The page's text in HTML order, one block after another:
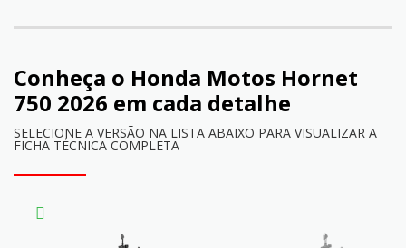
Conheça o Honda Motos Hornet
750 2026 em cada detalhe
SELECIONE A VERSÃO NA LISTA ABAIXO PARA VISUALIZAR A
FICHA TÉCNICA COMPLETA